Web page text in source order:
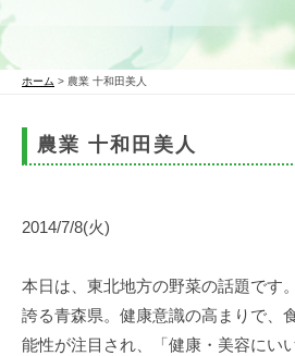
ッ
プ
理
佐
宏
事
務
所
ホーム > 農業 十和田美人
農業 十和田美人
2014/7/8(火)
本日は、東北地方の野菜の話題です
誇る青森県。健康意識の高まりで、
能性が注目され、「健康・美容にい